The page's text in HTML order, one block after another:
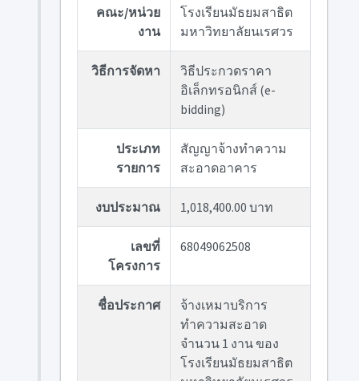
คณะ/หน่วย
งาน
โรงเรียนมัธยมสาธิต
มหาวิทยาลัยนเรศวร
วิธีการจัดหา
วิธีประกวดราคา
อิเล็กทรอนิกส์ (e-
bidding)
ประเภท
รายการ
สัญญาจ้างทำความ
สะอาดอาคาร
งบประมาณ 1,018,400.00 บาท
เลขที่
โครงการ
68049062508
ชื่อประกาศ
จ้างเหมาบริการ
ทำความสะอาด
จำนวน 1 งาน ของ
โรงเรียนมัธยมสาธิต